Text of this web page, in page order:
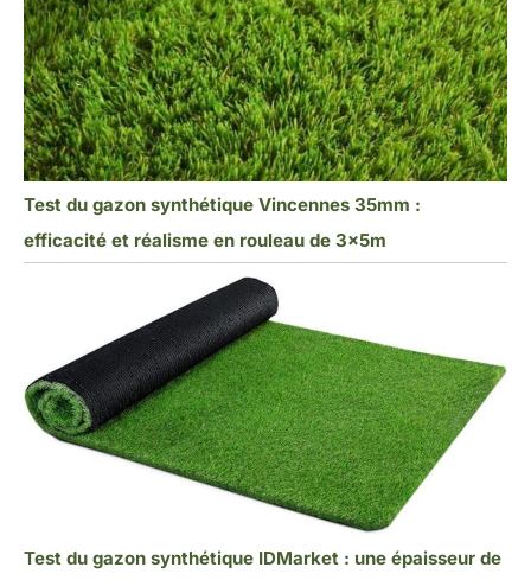
Test du gazon synthétique Vincennes 35mm :
efficacité et réalisme en rouleau de 3x5m
Test du gazon synthétique IDMarket : une épaisseur de